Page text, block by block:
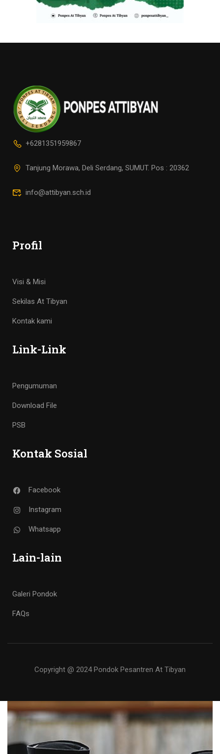
+6281351959867
Tanjung Morawa, Deli Serdang, SUMUT. Pos : 20362
info@attibyan.sch.id
Profil
Visi & Misi
Sekilas At Tibyan
Kontak kami
Link-Link
Pengumuman
Download File
PSB
Kontak Sosial
Facebook
Instagram
Whatsapp
Lain-lain
Galeri Pondok
FAQs
Copyright @ 2024 Pondok Pesantren At Tibyan